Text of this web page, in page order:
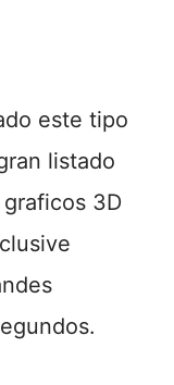
este tipo
listado
3D